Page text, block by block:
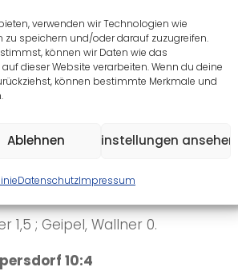
verwenden wir Technologien wie
speichern und/oder darauf zuzugreifen.
können wir Daten wie das
dieser Website verarbeiten. Wenn du deine
können bestimmte Merkmale und
Ablehnen Einstellungen ansehen
DatenschutzImpressum
TTV Tirpersdorf zu Gast beim
Beim TTV standen dabei
den Doppeln sofort an die
gegen F. Schlegel für die
erkämpfen. Dadurch gewinnt
auf diese lässt sich mit
1,5 ; Geipel, Wallner 0.
10:4